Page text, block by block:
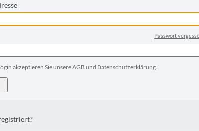
Passwort
akzeptieren Sie unsere AGB und Datenschutzerklärung.